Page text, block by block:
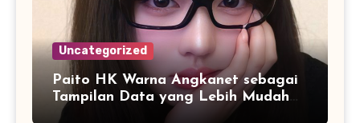
Uncategorized
Paito HK Warna Angkanet sebagai
Tampilan Data yang Lebih Mudah
Dipahami dan Dianalisis